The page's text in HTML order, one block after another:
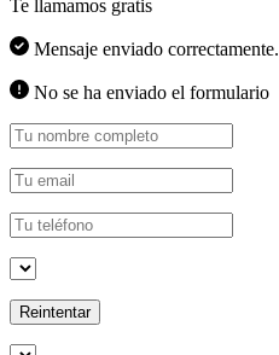
Te llamamos gratis
Mensaje enviado correctamente.
No se ha enviado el formulario
Reintentar